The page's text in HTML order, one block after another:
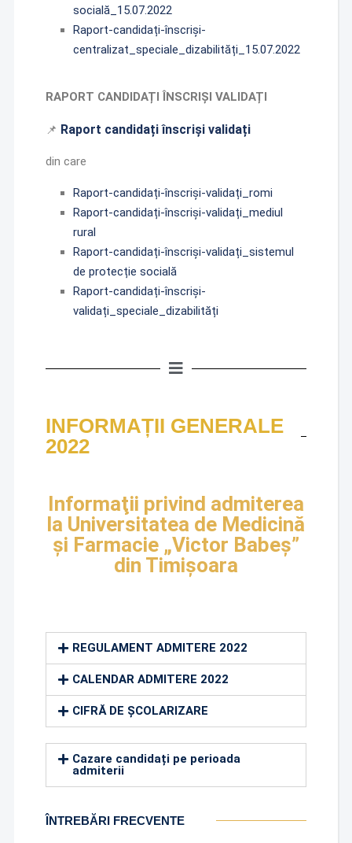
socială_15.07.2022
Raport-candidați-înscriși-
centralizat_speciale_dizabilități_15.07.2022
RAPORT CANDIDAȚI ÎNSCRIȘI VALIDAȚI
📌 Raport candidați înscriși validați
din care
Raport-candidați-înscriși-validați_romi
Raport-candidați-înscriși-validați_mediul
rural
Raport-candidați-înscriși-validați_sistemul
de protecție socială
Raport-candidați-înscriși-
validați_speciale_dizabilități
INFORMAȚII GENERALE
2022
Informaţii privind admiterea
la Universitatea de Medicină
şi Farmacie „Victor Babeş”
din Timişoara
REGULAMENT ADMITERE 2022
CALENDAR ADMITERE 2022
CIFRĂ DE ȘCOLARIZARE
Cazare candidați pe perioada
admiterii
ÎNTREBĂRI FRECVENTE